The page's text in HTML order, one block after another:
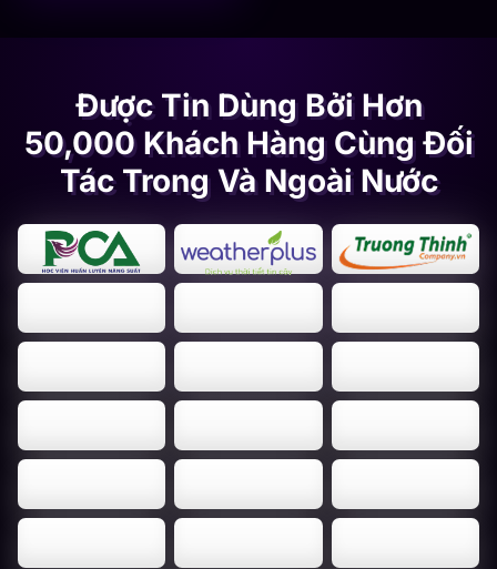
50,000 Khách Hàng Cùng Đối
Tác Trong Và Ngoài Nước